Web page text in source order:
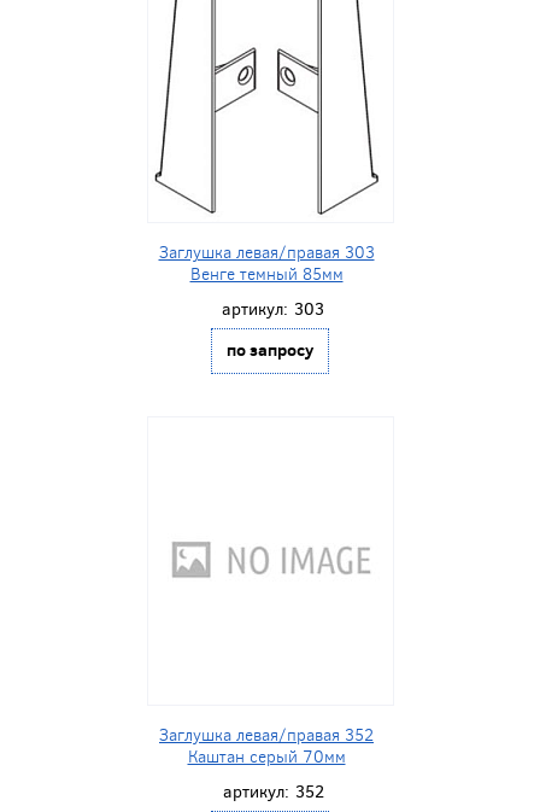
Заглушка левая/правая 303
Венге темный 85мм
артикул: 303
по запросу
Заглушка левая/правая 352
Каштан серый 70мм
артикул: 352